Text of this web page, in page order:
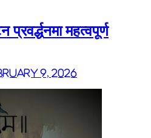
महत्वपूर्ण
9, 2026